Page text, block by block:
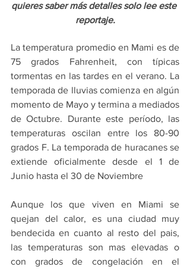
quieres saber más detalles solo lee este
reportaje.
La temperatura promedio en Mami es de
75 grados Fahrenheit, con típicas
tormentas en las tardes en el verano. La
temporada de lluvias comienza en algún
momento de Mayo y termina a mediados
de Octubre. Durante este período, las
temperaturas oscilan entre los 80-90
grados F. La temporada de huracanes se
extiende oficialmente desde el 1 de
Junio hasta el 30 de Noviembre
Aunque los que viven en Miami se
quejan del calor, es una ciudad muy
bendecida en cuanto al resto del pais,
las temperaturas son mas elevadas o
con grados de congelación en el